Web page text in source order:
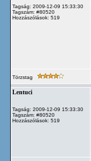
Tagság: 2009-12-09 15:33:30
Tagszám: #80520
Hozzászólások: 519
Törzstag
Lentuci
Tagság: 2009-12-09 15:33:30
Tagszám: #80520
Hozzászólások: 519